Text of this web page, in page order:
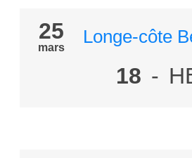
25
mars
Longe-côte
18 -